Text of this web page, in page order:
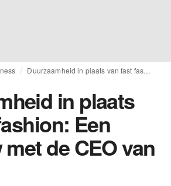
in plaats
Een
de CEO van